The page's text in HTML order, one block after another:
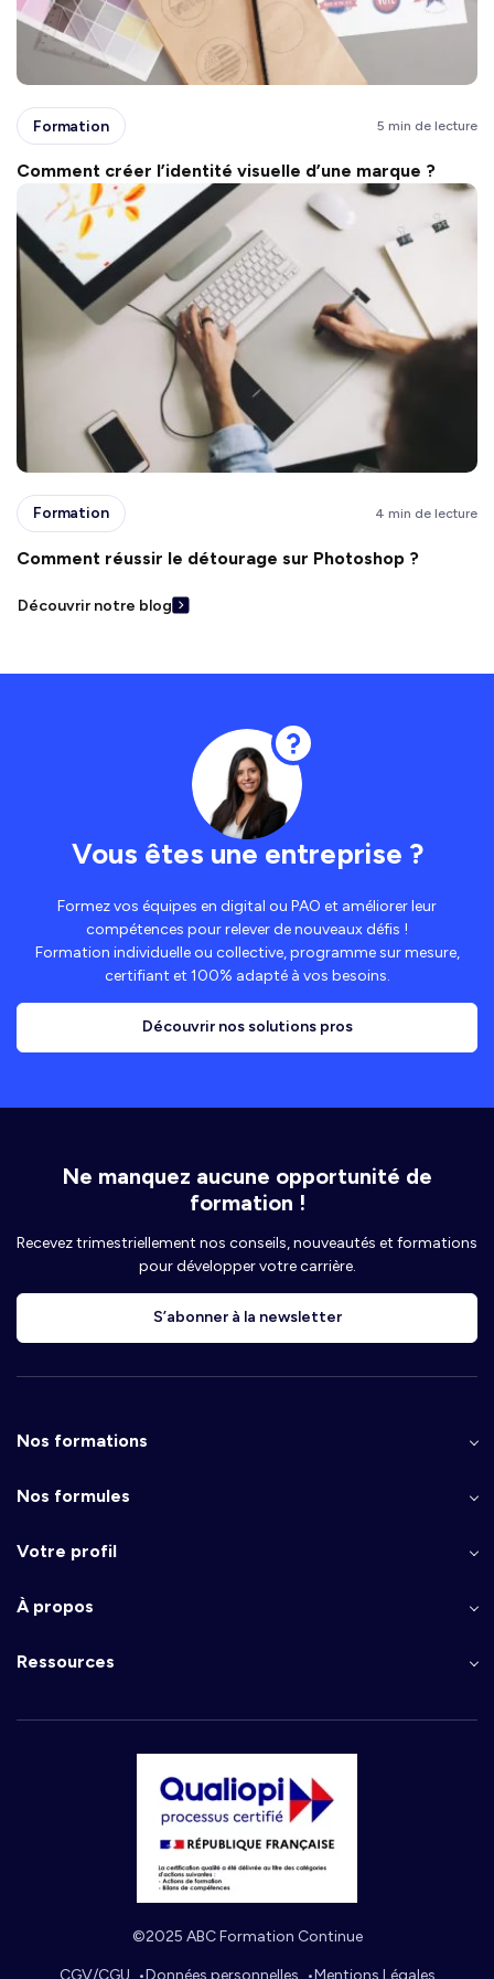
Formation 5 min de lecture
Comment créer l’identité visuelle d’une marque ?
Formation 4 min de lecture
Comment réussir le détourage sur Photoshop ?
Découvrir notre blog
Vous êtes une entreprise ?
Formez vos équipes en digital ou PAO et améliorer leur
compétences pour relever de nouveaux défis !
Formation individuelle ou collective, programme sur mesure,
certifiant et 100% adapté à vos besoins.
Découvrir nos solutions pros
Ne manquez aucune opportunité de
formation !
Recevez trimestriellement nos conseils, nouveautés et formations
pour développer votre carrière.
S’abonner à la newsletter
Nos formations
Nos formules
Votre profil
À propos
Ressources
©2025 ABC Formation Continue
CGV/CGU Données personnelles
Mentions Légales